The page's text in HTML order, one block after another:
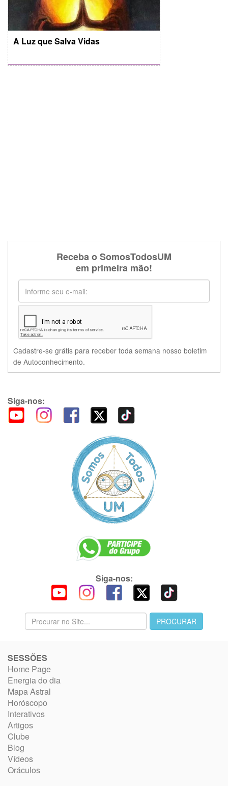
A Luz que Salva Vidas
Receba o SomosTodosUM
em primeira mão!
Cadastre-se grátis para receber toda semana nosso boletim
de Autoconhecimento.
Siga-nos:
Siga-nos:
SESSÕES
Home Page
Energia do dia
Mapa Astral
Horóscopo
Interativos
Artigos
Clube
Blog
Vídeos
Oráculos